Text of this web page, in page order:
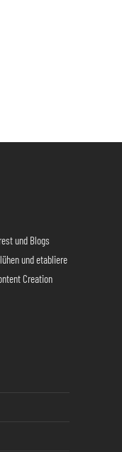
und Blogs
und etabliere
Creation